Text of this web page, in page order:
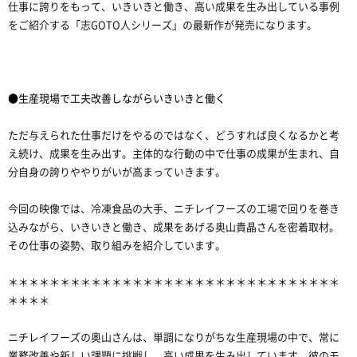
仕事に誇りをもって、いきいきと働き、高い成果を生み出している事例
をご紹介する「志GOTO人シリーズ」の最新作が発売になります。
●生産現場で工夫改善しながらいきいきと働く
ただ与えられた仕事だけをやるのではなく、どうすれば良くなるかと考
え続け、成果を生み出す。主体的な行動の中で仕事の成果が生まれ、自
分自身の誇りややりがいが高まっていきます。
今回の映像では、冷凍食品の大手、ニチレイフーズの工場で回りを巻き
込みながら、いきいきと働き、成果をあげる奥山貴晶さんを密着取材。
その仕事の姿勢、取り組みを紹介しています。
＊＊＊＊＊＊＊＊＊＊＊＊＊＊＊＊＊＊＊＊＊＊＊＊＊＊＊＊＊＊＊＊
＊＊＊＊
ニチレイフーズの奥山さんは、単調になりがちな生産現場の中で、常に